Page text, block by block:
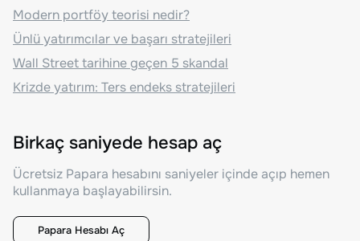
Modern portföy teorisi nedir?
Ünlü yatırımcılar ve başarı stratejileri
Wall Street tarihine geçen 5 skandal
Krizde yatırım: Ters endeks stratejileri
Birkaç saniyede hesap aç
Ücretsiz Papara hesabını saniyeler içinde açıp hemen
kullanmaya başlayabilirsin.
Papara Hesabı Aç